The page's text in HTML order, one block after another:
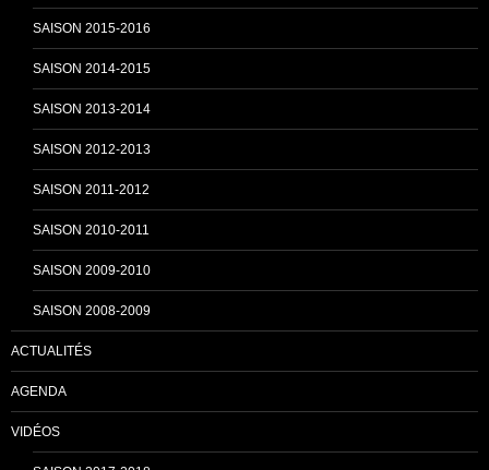
h
n
SAISON 2015-2016
SAISON 2014-2015
SAISON 2013-2014
SAISON 2012-2013
SAISON 2011-2012
SAISON 2010-2011
SAISON 2009-2010
SAISON 2008-2009
ACTUALITÉS
AGENDA
VIDÉOS